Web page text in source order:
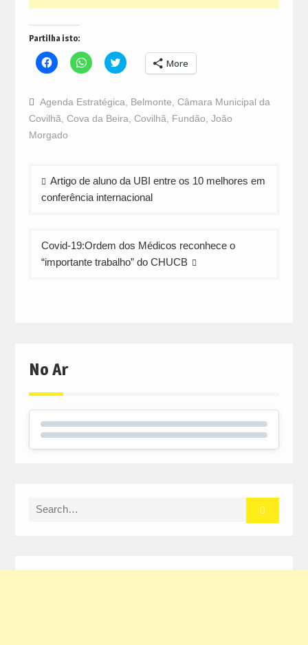
Partilha isto:
Click
to
Facebook
(Opens
in
new
window)
Click
to
WhatsApp
(Opens
in
new
Click
to
Twitter
(Opens
in
new
More
Agenda Estratégica Belmonte Câmara Municipal da
Covilhã Cova da Beira Covilhã Fundão João
Morgado
Navegação
de
Artigo de aluno da UBI entre os 10 melhores em
conferência internacional
Covid-19:Ordem dos Médicos reconhece o
“importante trabalho” do CHUCB
No Ar
Search